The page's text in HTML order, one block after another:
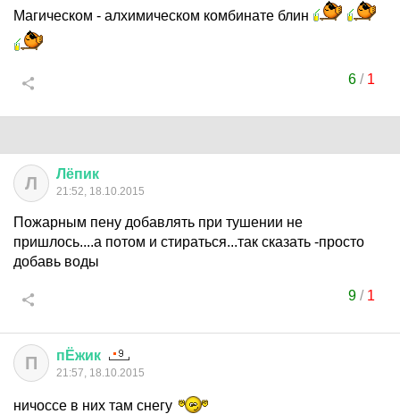
Магическом - алхимическом комбинате блин
6/ 1
Л Лёпик
21:52, 18.10.2015
Пожарным пену добавлять при тушении не
пришлось....а потом и стираться...так сказать -просто
добавь воды
9/ 1
П пЁжик
21:57, 18.10.2015
ничоссе в них там снегу